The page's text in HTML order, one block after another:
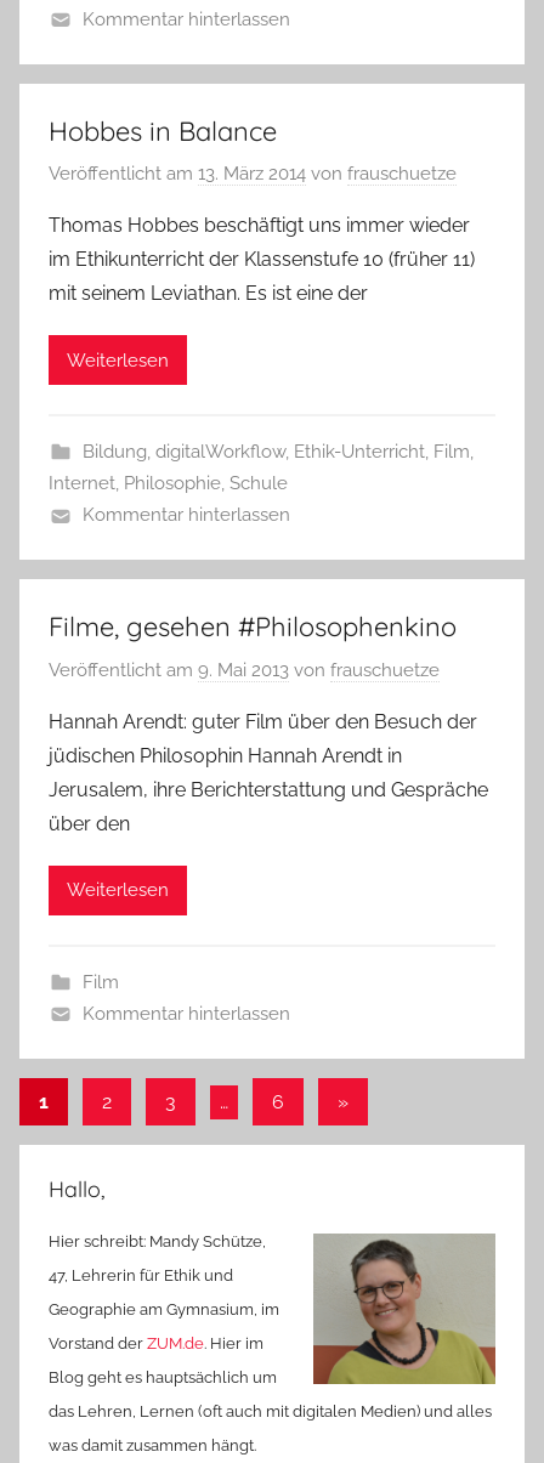
Kommentar hinterlassen
Hobbes in Balance
Veröffentlicht am 13. März 2014 von frauschuetze
Thomas Hobbes beschäftigt uns immer wieder
im Ethikunterricht der Klassenstufe 10 (früher 11)
mit seinem Leviathan. Es ist eine der
Weiterlesen
Bildung, digitalWorkflow, Ethik-Unterricht, Film,
Internet, Philosophie, Schule
Kommentar hinterlassen
Filme, gesehen #Philosophenkino
Veröffentlicht am 9. Mai 2013 von frauschuetze
Hannah Arendt: guter Film über den Besuch der
jüdischen Philosophin Hannah Arendt in
Jerusalem, ihre Berichterstattung und Gespräche
über den
Weiterlesen
Film
Kommentar hinterlassen
Seitennummerierung
der
Beiträge
1 2 3 … 6
Nächste
»
Hallo,
Hier schreibt: Mandy Schütze,
47, Lehrerin für Ethik und
Geographie am Gymnasium, im
Vorstand der ZUM.de. Hier im
Blog geht es hauptsächlich um
das Lehren, Lernen (oft auch mit digitalen Medien) und alles
was damit zusammen hängt.